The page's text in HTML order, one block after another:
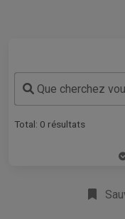
Que cherchez
Total: 0 résultats